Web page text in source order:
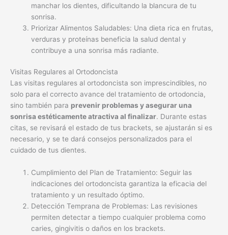
manchar los dientes, dificultando la blancura de tu
sonrisa.
Priorizar Alimentos Saludables: Una dieta rica en frutas,
verduras y proteínas beneficia la salud dental y
contribuye a una sonrisa más radiante.
Visitas Regulares al Ortodoncista
Las visitas regulares al ortodoncista son imprescindibles, no
solo para el correcto avance del tratamiento de ortodoncia,
sino también para prevenir problemas y asegurar una
sonrisa estéticamente atractiva al finalizar. Durante estas
citas, se revisará el estado de tus brackets, se ajustarán si es
necesario, y se te dará consejos personalizados para el
cuidado de tus dientes.
Cumplimiento del Plan de Tratamiento: Seguir las
indicaciones del ortodoncista garantiza la eficacia del
tratamiento y un resultado óptimo.
Detección Temprana de Problemas: Las revisiones
permiten detectar a tiempo cualquier problema como
caries, gingivitis o daños en los brackets.